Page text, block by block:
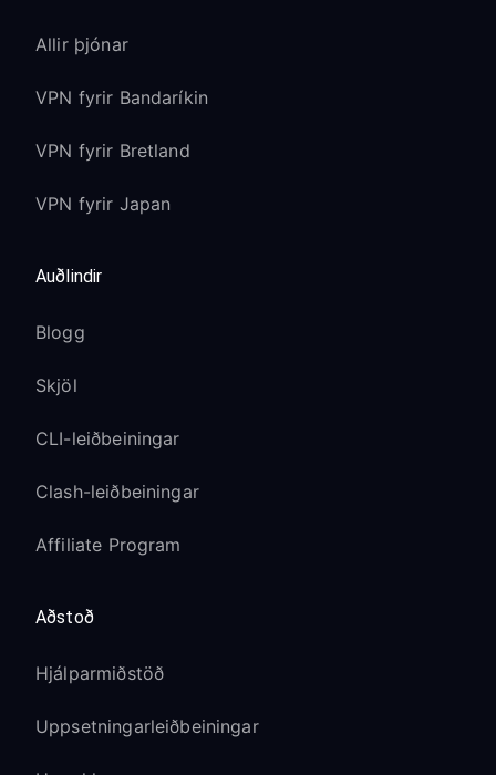
Allir þjónar
VPN fyrir Bandaríkin
VPN fyrir Bretland
VPN fyrir Japan
Auðlindir
Blogg
Skjöl
CLI-leiðbeiningar
Clash-leiðbeiningar
Affiliate Program
Aðstoð
Hjálparmiðstöð
Uppsetningarleiðbeiningar